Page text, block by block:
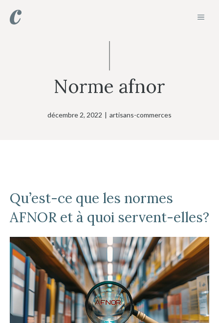
Norme afnor
décembre 2, 2022 | artisans-commerces
Qu’est-ce que les normes
AFNOR et à quoi servent-elles?